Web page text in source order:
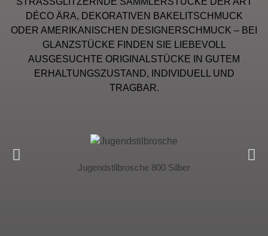
DÉCO ÄRA, DEKORATIVEN BAKELITSCHMUCK
ODER AMERIKANISCHEN DESIGNERSCHMUCK – BEI
GLANZSTÜCKE FINDEN SIE LIEBEVOLL
AUSGESUCHTE ORIGINALSTÜCKE IN GUTEM
ERHALTUNGSZUSTAND, INDIVIDUELL UND
TRAGBAR.
Jugendstilbrosche 800 Silber